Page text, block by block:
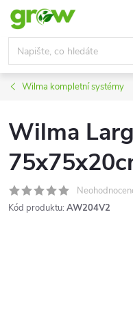
Přejít
obsah
Wilma kompletní systémy
Wilma
Kód produktu: AW204V2